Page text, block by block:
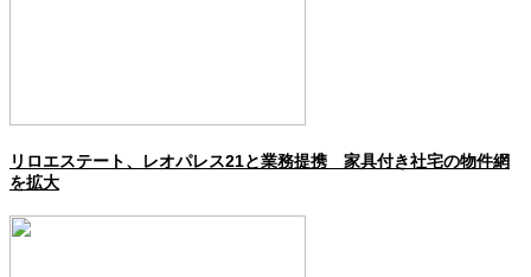
リロエステート、レオパレス21と業務提携 家具付き社宅の物件網
を拡大